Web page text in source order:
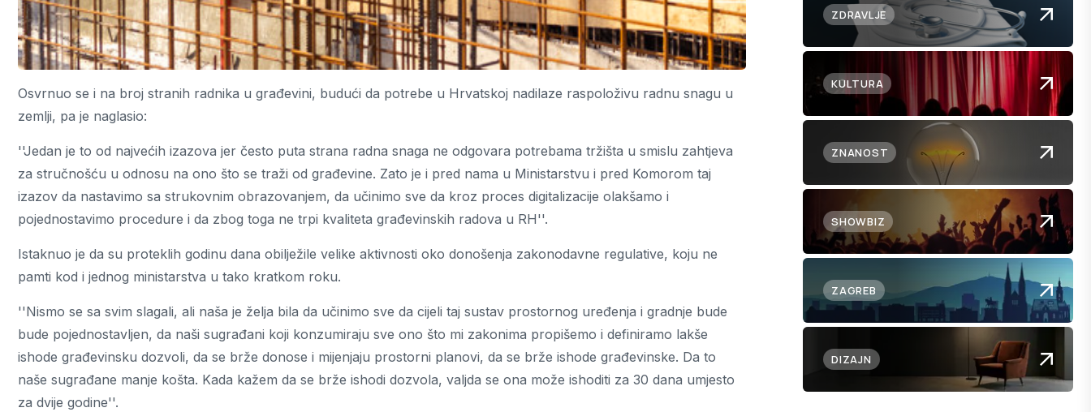
Osvrnuo se i na broj stranih radnika u građevini, budući da potrebe u Hrvatskoj nadilaze raspoloživu radnu snagu u
zemlji, pa je naglasio:
''Jedan je to od najvećih izazova jer često puta strana radna snaga ne odgovara potrebama tržišta u smislu zahtjeva
za stručnošću u odnosu na ono što se traži od građevine. Zato je i pred nama u Ministarstvu i pred Komorom taj
izazov da nastavimo sa strukovnim obrazovanjem, da učinimo sve da kroz proces digitalizacije olakšamo i
pojednostavimo procedure i da zbog toga ne trpi kvaliteta građevinskih radova u RH''.
Istaknuo je da su proteklih godinu dana obilježile velike aktivnosti oko donošenja zakonodavne regulative, koju ne
pamti kod i jednog ministarstva u tako kratkom roku.
''Nismo se sa svim slagali, ali naša je želja bila da učinimo sve da cijeli taj sustav prostornog uređenja i gradnje bude
bude pojednostavljen, da naši sugrađani koji konzumiraju sve ono što mi zakonima propišemo i definiramo lakše
ishode građevinsku dozvoli, da se brže donose i mijenjaju prostorni planovi, da se brže ishode građevinske. Da to
naše sugrađane manje košta. Kada kažem da se brže ishodi dozvola, valjda se ona može ishoditi za 30 dana umjesto
za dvije godine''.
ZDRAVLJE
KULTURA
ZNANOST
SHOWBIZ
ZAGREB
DIZAJN